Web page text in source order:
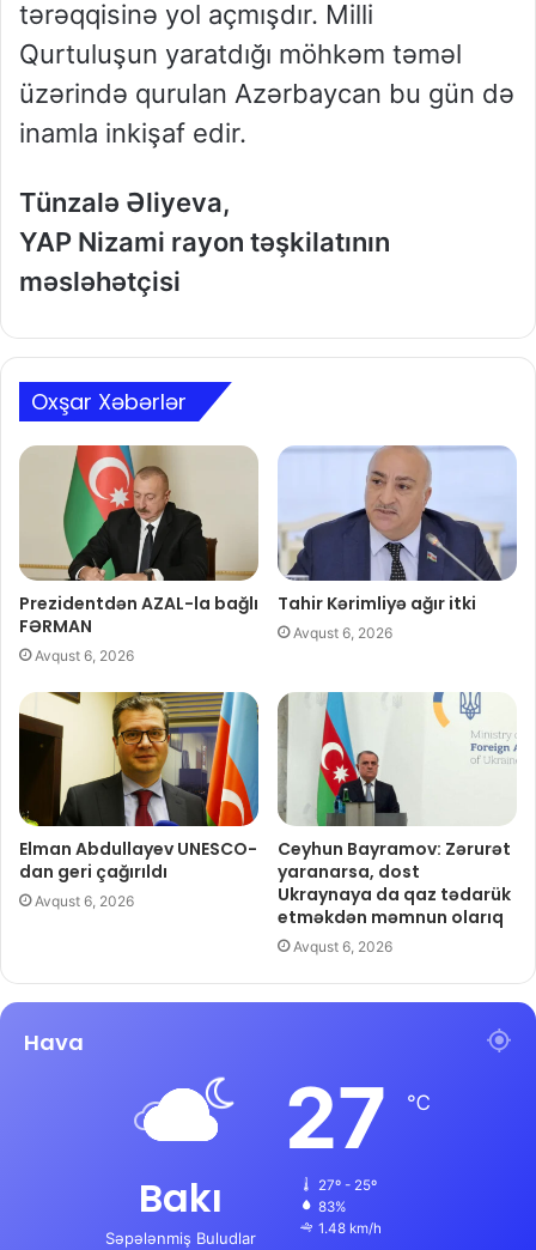
tərəqqisinə yol açmışdır. Milli
Qurtuluşun yaratdığı möhkəm təməl
üzərində qurulan Azərbaycan bu gün də
inamla inkişaf edir.
Tünzalə Əliyeva,
YAP Nizami rayon təşkilatının
məsləhətçisi
Oxşar Xəbərlər
Prezidentdən AZAL-la bağlı
FƏRMAN
Avqust 6, 2026
Tahir Kərimliyə ağır itki
Avqust 6, 2026
Elman Abdullayev UNESCO-
dan geri çağırıldı
Avqust 6, 2026
Ceyhun Bayramov: Zərurət
yaranarsa, dost
Ukraynaya da qaz tədarük
etməkdən məmnun olarıq
Avqust 6, 2026
Hava
Bakı
Səpələnmiş Buludlar
27 ℃
27º - 25º
83%
1.48 km/h